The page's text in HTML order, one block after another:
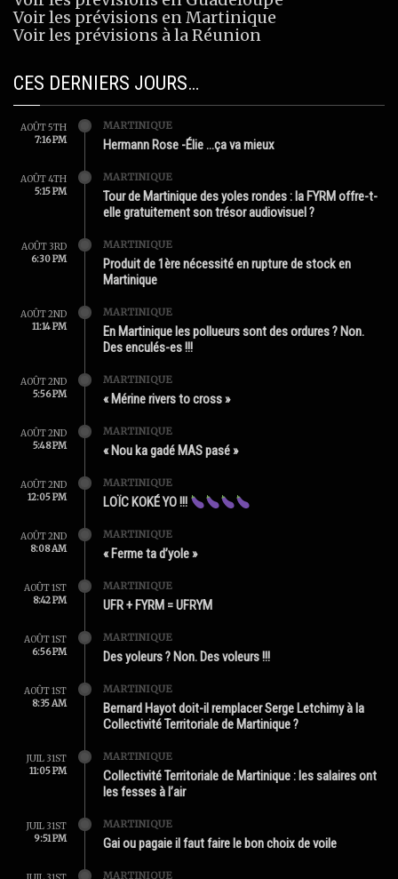
Voir les prévisions en Martinique
Voir les prévisions à la Réunion
CES DERNIERS JOURS…
AOÛT 5TH
7:16 PM
MARTINIQUE
Hermann Rose -Élie …ça va mieux
AOÛT 4TH
5:15 PM
MARTINIQUE
Tour de Martinique des yoles rondes : la FYRM offre-t-
elle gratuitement son trésor audiovisuel ?
AOÛT 3RD
6:30 PM
MARTINIQUE
Produit de 1ère nécessité en rupture de stock en
Martinique
AOÛT 2ND
11:14 PM
MARTINIQUE
En Martinique les pollueurs sont des ordures ? Non.
Des enculés-es !!!
AOÛT 2ND
5:56 PM
MARTINIQUE
« Mérine rivers to cross »
AOÛT 2ND
5:48 PM
MARTINIQUE
« Nou ka gadé MAS pasé »
AOÛT 2ND
12:05 PM
MARTINIQUE
LOÏC KOKÉ YO !!!
AOÛT 2ND
8:08 AM
MARTINIQUE
« Ferme ta d’yole »
AOÛT 1ST
8:42 PM
MARTINIQUE
UFR + FYRM = UFRYM
AOÛT 1ST
6:56 PM
MARTINIQUE
Des yoleurs ? Non. Des voleurs !!!
AOÛT 1ST
8:35 AM
MARTINIQUE
Bernard Hayot doit-il remplacer Serge Letchimy à la
Collectivité Territoriale de Martinique ?
JUIL 31ST
11:05 PM
MARTINIQUE
Collectivité Territoriale de Martinique : les salaires ont
les fesses à l’air
JUIL 31ST
9:51 PM
MARTINIQUE
Gai ou pagaie il faut faire le bon choix de voile
MARTINIQUE